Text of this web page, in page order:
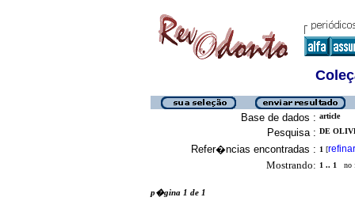
Base de dados : article
Pesquisa : DE
Refer�ncias encontradas : 1 [refinar
Mostrando: 1 .. 1 no
p�gina 1 de 1